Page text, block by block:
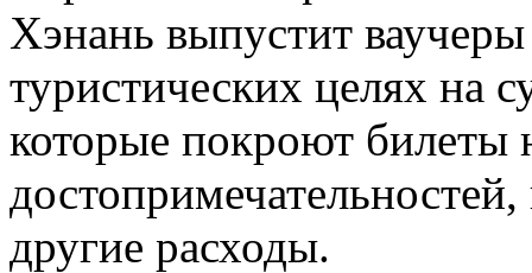
Хэнань выпустит
туристических целях на
которые покроют билеты
другие расходы.